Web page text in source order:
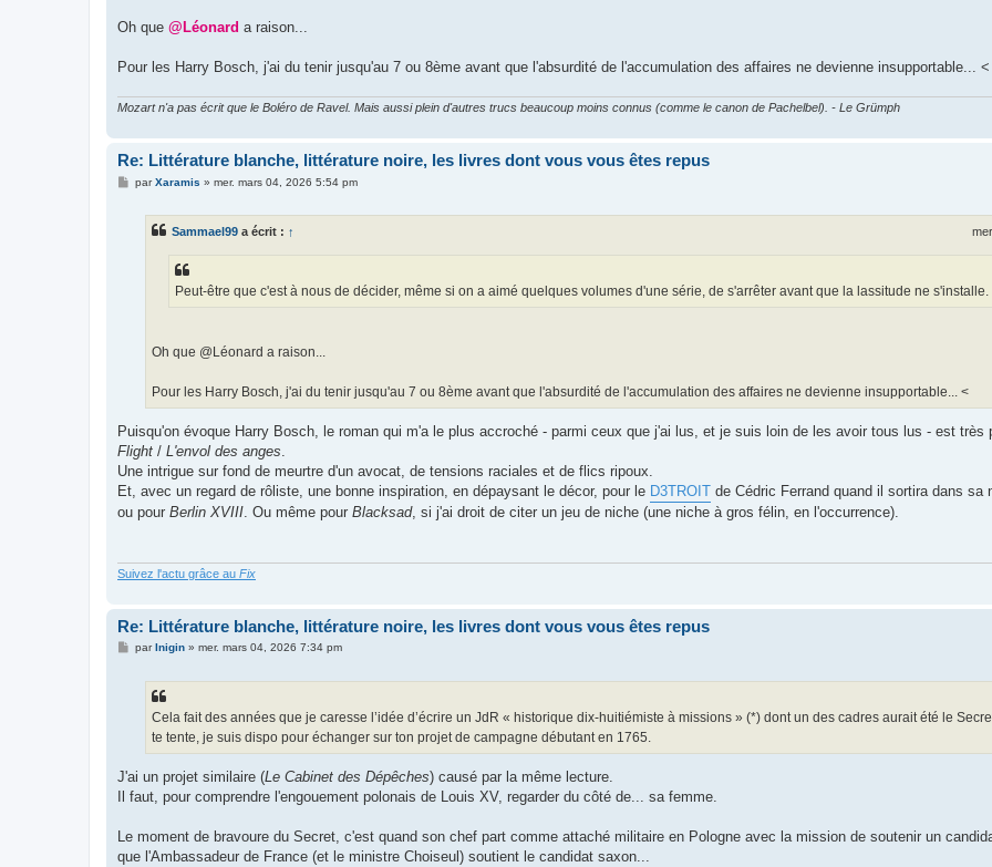
Oh que @Léonard a raison...
Pour les Harry Bosch, j'ai du tenir jusqu'au 7 ou 8ème avant que l'absurdité de l'accumulation des affaires ne devienne insupportable... <
Mozart n'a pas écrit que le Boléro de Ravel. Mais aussi plein d'autres trucs beaucoup moins connus (comme le canon de Pachelbel). - Le Grümph
Re: Littérature blanche, littérature noire, les livres dont vous vous êtes repus
MparXaramis » mer. mars 04, 2026 5:54 pm
Sammael99 a écrit : ↑
Peut-être que c'est à nous de décider, même si on a aimé quelques volumes d'une série, de s'arrêter avant que la lassitude ne s'installe.
Oh que @Léonard a raison...
Pour les Harry Bosch, j'ai du tenir jusqu'au 7 ou 8ème avant que l'absurdité de l'accumulation des affaires ne devienne insupportable... <
Puisqu'on évoque Harry Bosch, le roman qui m'a le plus accroché - parmi ceux que j'ai lus, et je suis loin de les avoir tous lus - est très
Flight / L'envol des anges.
Une intrigue sur fond de meurtre d'un avocat, de tensions raciales et de flics ripoux.
Et, avec un regard de rôliste, une bonne inspiration, en dépaysant le décor, pour le D3TROIT de Cédric Ferrand quand il sortira dans sa
ou pour Berlin XVIII. Ou même pour Blacksad, si j'ai droit de citer un jeu de niche (une niche à gros félin, en l'occurrence).
Suivez l'actu grâce au Fix
Re: Littérature blanche, littérature noire, les livres dont vous vous êtes repus
MparInigin» mer. mars 04, 2026 7:34 pm
Cela fait des années que je caresse l’idée d’écrire un JdR « historique dix-huitiémiste à missions » (*) dont un des cadres aurait été le
te tente, je suis dispo pour échanger sur ton projet de campagne débutant en 1765.
J'ai un projet similaire (Le Cabinet des Dépêches) causé par la même lecture.
Il faut, pour comprendre l'engouement polonais de Louis XV, regarder du côté de... sa femme.
Le moment de bravoure du Secret, c'est quand son chef part comme attaché militaire en Pologne avec la mission de soutenir un
que l'Ambassadeur de France (et le ministre Choiseul) soutient le candidat saxon...